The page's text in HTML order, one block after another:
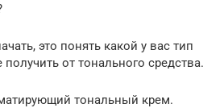
это понять какой у вас тип
от тонального средства.
тональный крем.